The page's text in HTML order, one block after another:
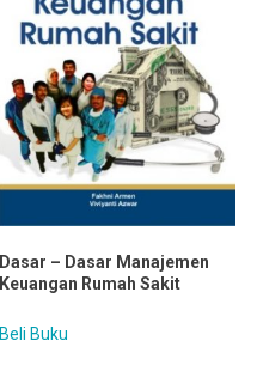
Dasar – Dasar Manajemen
Keuangan Rumah Sakit
Beli Buku